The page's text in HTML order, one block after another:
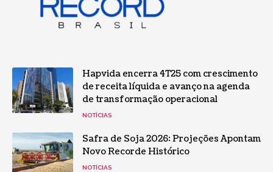
Hapvida encerra 4T25 com crescimento
de receita líquida e avanço na agenda
de transformação operacional
NOTÍCIAS
Safra de Soja 2026: Projeções Apontam
Novo Recorde Histórico
NOTÍCIAS